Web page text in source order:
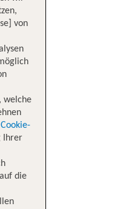
von
welche
Cookie-
Ihrer
die